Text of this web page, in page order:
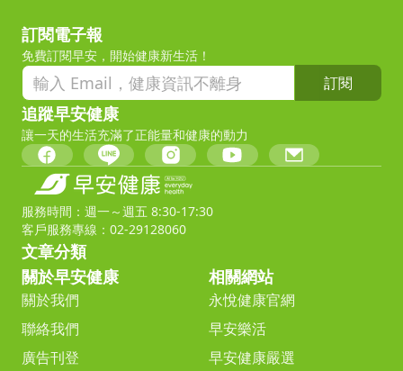
訂閱電子報
免費訂閱早安，開始健康新生活！
訂閱
追蹤早安健康
讓一天的生活充滿了正能量和健康的動力
服務時間：週一～週五 8:30-17:30
客戶服務專線：02-29128060
文章分類
關於早安健康
關於我們
聯絡我們
廣告刊登
相關網站
永悅健康官網
早安樂活
早安健康嚴選